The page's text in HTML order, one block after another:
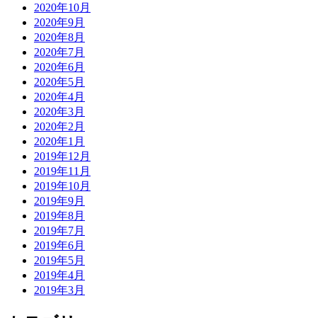
2020年10月
2020年9月
2020年8月
2020年7月
2020年6月
2020年5月
2020年4月
2020年3月
2020年2月
2020年1月
2019年12月
2019年11月
2019年10月
2019年9月
2019年8月
2019年7月
2019年6月
2019年5月
2019年4月
2019年3月